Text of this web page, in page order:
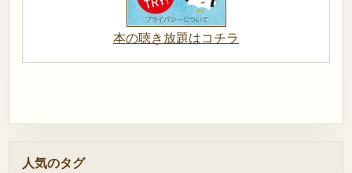
本の聴き放題はコチラ
人気のタグ